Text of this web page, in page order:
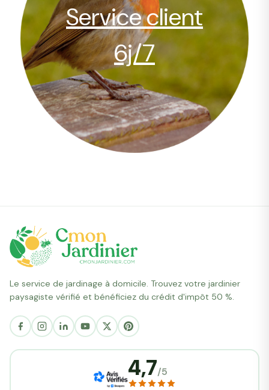
Service client
6j/7
Le service de jardinage à domicile. Trouvez votre jardinier
paysagiste vérifié et bénéficiez du crédit d'impôt 50 %.
4,7/5